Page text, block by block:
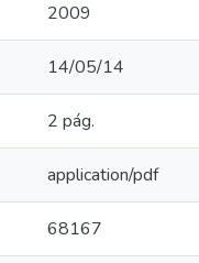
2009
14/05/14
2 pág.
application/pdf
68167